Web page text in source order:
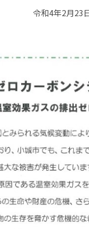
23日 小城